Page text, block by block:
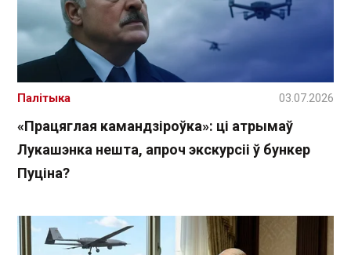
«Працяглая камандзіроўка»: ці атрымаў
Лукашэнка нешта, апроч экскурсіі ў бункер
Пуціна?
Палітыка 03.07.2026